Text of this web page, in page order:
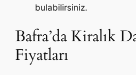
bulabilirsiniz.
Bafra’da Kiralık
Fiyatları